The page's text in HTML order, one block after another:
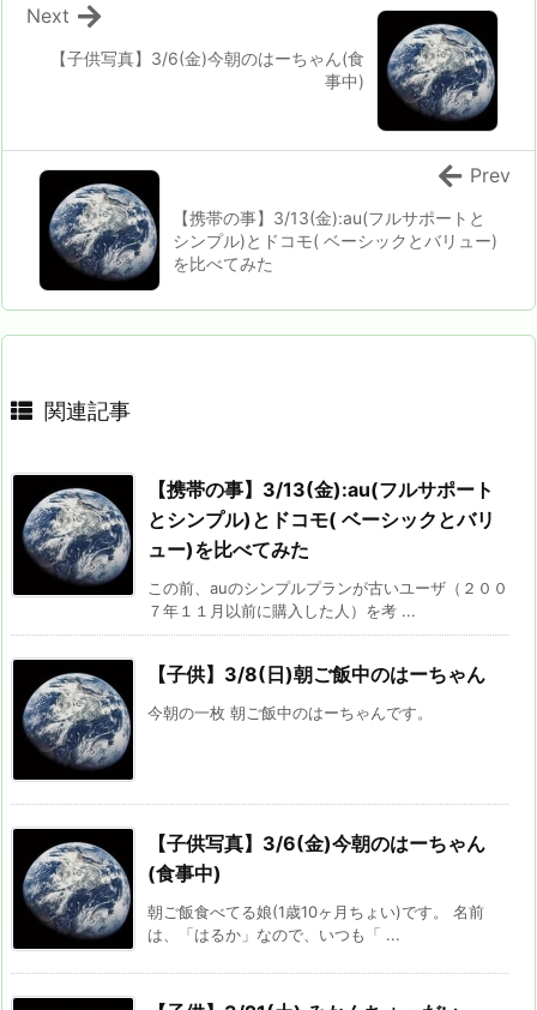
【子供写真】3/6(金)今朝のはーちゃん(食
事中)
Next
【携帯の事】3/13(金):au(フルサポートと
シンプル)とドコモ( ベーシックとバリュー)
を比べてみた
Prev
関連記事
【携帯の事】3/13(金):au(フルサポート
とシンプル)とドコモ( ベーシックとバリ
ュー)を比べてみた
この前、auのシンプルプランが古いユーザ（２００
７年１１月以前に購入した人）を考 ...
【子供】3/8(日)朝ご飯中のはーちゃん
今朝の一枚 朝ご飯中のはーちゃんです。
【子供写真】3/6(金)今朝のはーちゃん
(食事中)
朝ご飯食べてる娘(1歳10ヶ月ちょい)です。 名前
は、「はるか」なので、いつも「 ...